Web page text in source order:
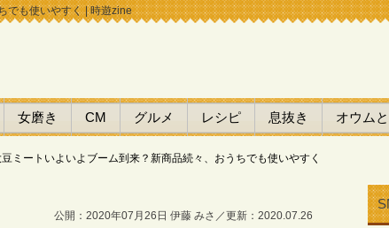
でも使いやすく | 時遊zine
女磨き CM グルメ レシピ 息抜き オウム
ミートいよいよブーム到来？新商品続々、おうちでも使いやすく
公開：2020年07月26日 伊藤 みさ／更新：2020.07.26